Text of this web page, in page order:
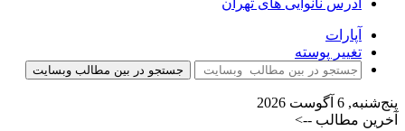
آدرس نانوایی های تهران
آپارات
تغییر پوسته
جستجو در بین مطالب وبسایت
پنج‌شنبه, 6 آگوست 2026
آخرین مطالب -->